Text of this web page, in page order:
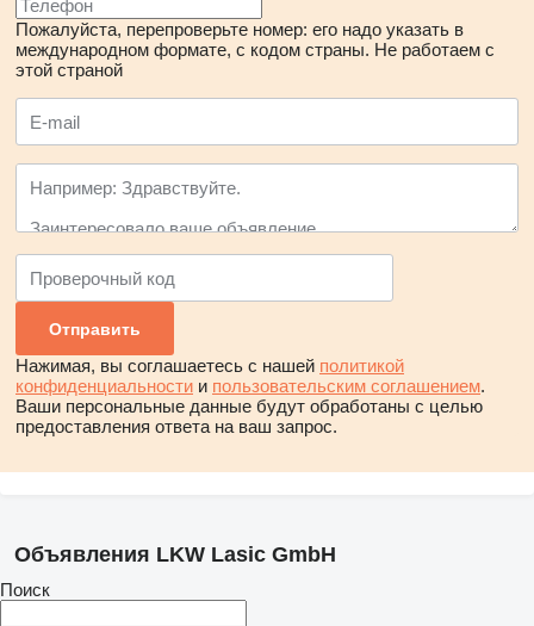
Пожалуйста, перепроверьте номер: его надо указать в
международном формате, с кодом страны. Не работаем с
этой страной
Нажимая, вы соглашаетесь с нашей политикой
конфиденциальности и пользовательским соглашением.
Ваши персональные данные будут обработаны с целью
предоставления ответа на ваш запрос.
Объявления LKW Lasic GmbH
Поиск